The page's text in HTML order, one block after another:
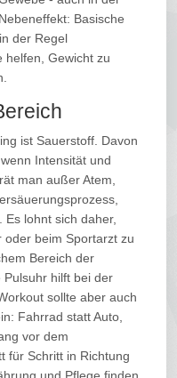
Basische
der Regel
helfen, Gewicht zu
ist Sauerstoff. Davon
Intensität und
man außer Atem,
lohnt sich daher,
beim Sportarzt zu
Bereich der
Pulsuhr hilft bei der
sollte aber auch
Fahrrad statt Auto,
vor dem
für Schritt in Richtung